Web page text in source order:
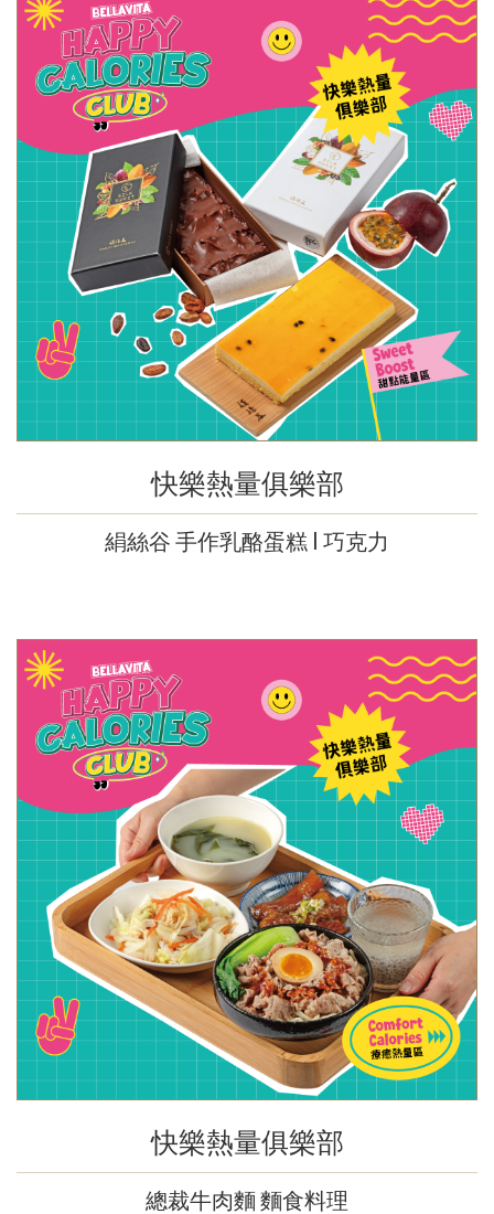
快樂熱量俱樂部
絹絲谷 手作乳酪蛋糕 l 巧克力
快樂熱量俱樂部
總裁牛肉麵 麵食料理